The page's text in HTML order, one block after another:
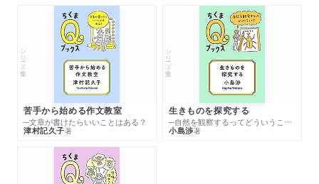
シリーズ・全集
苦手から始める作文教室
─文章が書けたらいいことはある？
津村記久子著
シリーズ・全集
生きものを探究する
─自然を観察するってどういうこと？
小島渉著